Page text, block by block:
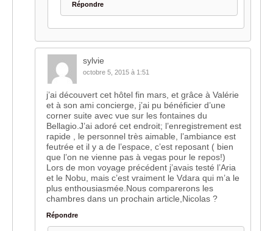
Répondre
sylvie
octobre 5, 2015 à 1:51
j’ai découvert cet hôtel fin mars, et grâce à Valérie
et à son ami concierge, j’ai pu bénéficier d’une
corner suite avec vue sur les fontaines du
Bellagio.J’ai adoré cet endroit; l’enregistrement est
rapide , le personnel très aimable, l’ambiance est
feutrée et il y a de l’espace, c’est reposant ( bien
que l’on ne vienne pas à vegas pour le repos!)
Lors de mon voyage précédent j’avais testé l’Aria
et le Nobu, mais c’est vraiment le Vdara qui m’a le
plus enthousiasmée.Nous comparerons les
chambres dans un prochain article,Nicolas ?
Répondre